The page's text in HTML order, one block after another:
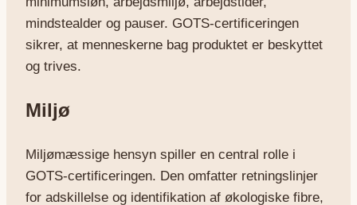
mindstealder og pauser. GOTS-certificeringen
sikrer, at menneskerne bag produktet er beskyttet
og trives.
Miljø
Miljømæssige hensyn spiller en central rolle i
GOTS-certificeringen. Den omfatter retningslinjer
for adskillelse og identifikation af økologiske fibre,